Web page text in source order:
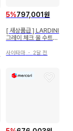
5%797,001원
[ 새상품급 ] LARDINI
그레이 체크 울 수트
사이타마 ・ 2달 전